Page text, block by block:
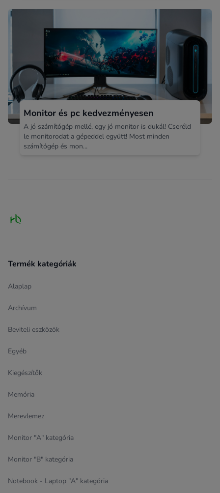
Monitor és pc kedvezményesen
A jó számítógép mellé, egy jó monitor is dukál! Cseréld
le monitorodat a gépeddel együtt! Most minden
számítógép és mon...
Termék kategóriák
Alaplap
Archívum
Beviteli eszközök
Egyéb
Kiegészítők
Memória
Merevlemez
Monitor "A" kategória
Monitor "B" kategória
Notebook - Laptop "A" kategória